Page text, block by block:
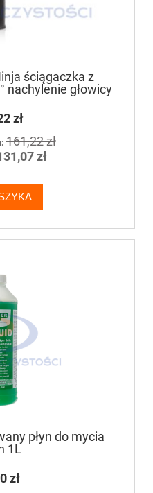
ściągaczka z
nachylenie głowicy
zł
161,22 zł
zł
płyn do mycia
1L
zł